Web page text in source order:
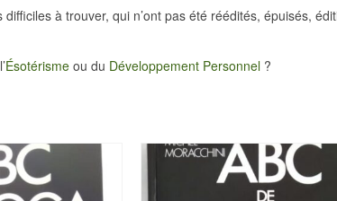
difficiles à trouver, qui n’ont pas été réédités, épuisés,
Ésotérisme ou du Développement Personnel ?